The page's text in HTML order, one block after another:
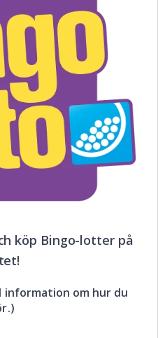
köp Bingo-lotter på
information om hur du